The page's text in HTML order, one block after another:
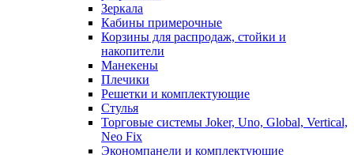
Зеркала
Кабины примерочные
Корзины для распродаж, стойки и
накопители
Манекены
Плечики
Решетки и комплектующие
Стулья
Торговые системы Joker, Uno, Global, Vertical,
Neo Fix
Экономпанели и комплектующие